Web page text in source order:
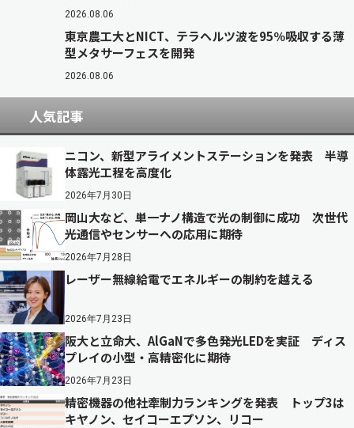
2026.08.06
東京農工大とNICT、テラヘルツ波を95％吸収する薄
型メタサーフェスを開発
2026.08.06
人気記事
ニコン、新型アライメントステーションを発表 半導
体露光工程を高度化
2026年7月30日
岡山大など、単一ナノ構造で光の制御に成功 次世代
光通信やセンサーへの応用に期待
2026年7月28日
レーザー無線給電でエネルギーの制約を越える
2026年7月23日
阪大と立命大、AlGaNで多色発光LEDを実証 ディス
プレイの小型・高精密化に期待
2026年7月23日
精密機器の他社牽制力ランキングを発表 トップ3は
キヤノン、セイコーエプソン、リコー